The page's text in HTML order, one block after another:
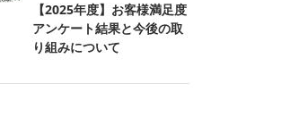
【2025年度】お客様満足度
アンケート結果と今後の取
り組みについて